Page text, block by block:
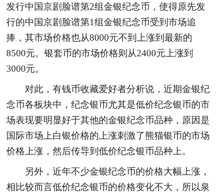
发行中国京剧脸谱第2组金银纪念币，使得原先发
行的中国京剧脸谱第1组金银纪念币受到市场追
捧，其市场价格也从8000元不到上涨到最新的
8500元。银套币的市场价格则从2400元上涨到
3000元。
对此，有钱币收藏爱好者分析说，近期金银纪
念币各板块中，纪念银币尤其是低价纪念银币的市
场表现要明显好于其他的金银纪念币品种，原因是
国际市场上白银价格的上涨刺激了熊猫银币的市场
价格上涨，然后传导到低价纪念银币品种上。
另外，近年不少金银纪念币的价格大幅上涨，
相比较而言低价纪念银币的价格变化不大，所以泉